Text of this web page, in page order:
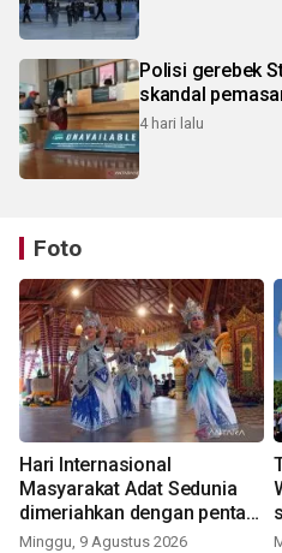
Polisi gerebek
skandal
4 hari lalu
Foto
Hari Internasional
Masyarakat Adat Sedunia
dimeriahkan dengan pentas
seni budaya Bali
Minggu, 9 Agustus 2026